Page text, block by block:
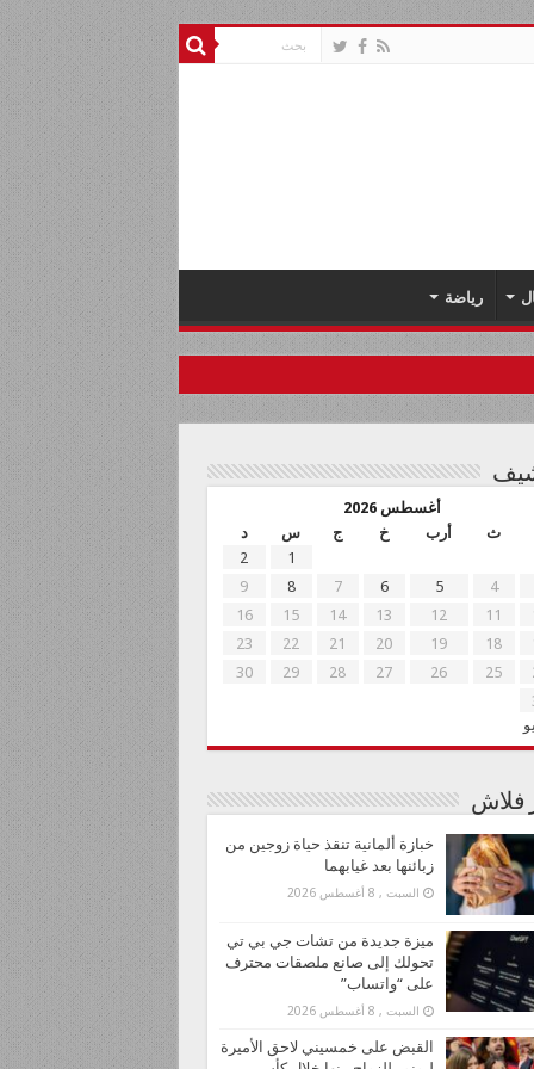
رياضة
أغسطس 2026
ث أرب خ ج س
د
1
2
4
5
6
7
8
9
11
12
13
14
15
16
18
19
20
21
22
23
25
26
27
28
29
30
فلاش
خبازة ألمانية تنقذ حياة زوجين من
زبائنها بعد غيابهما
السبت , 8 أغسطس 2026
ميزة جديدة من تشات جي بي تي
تحولك إلى صانع ملصقات محترف
على “واتساب”
السبت , 8 أغسطس 2026
القبض على خمسيني لاحق الأميرة